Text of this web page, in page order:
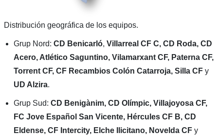
Distribución geográfica de los equipos.
Grup Nord: CD Benicarló, Villarreal CF C, CD Roda, CD
Acero, Atlético Saguntino, Vilamarxant CF, Paterna CF,
Torrent CF, CF Recambios Colón Catarroja, Silla CF y
UD Alzira.
Grup Sud: CD Benigànim, CD Olímpic, Villajoyosa CF,
FC Jove Español San Vicente, Hércules CF B, CD
Eldense, CF Intercity, Elche Ilicitano, Novelda CFy